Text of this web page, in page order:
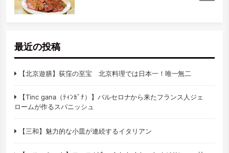
最近の投稿
【北京遊膳】荻窪の至宝 北京料理では日本一！唯一無二
【Tinc gana（ﾃｨﾝｶﾞﾅ）】バルセロナから来たフランス人ジェ
ロームが作るスパニッシュ
【三和】魅力的な小皿が連続するイタリアン